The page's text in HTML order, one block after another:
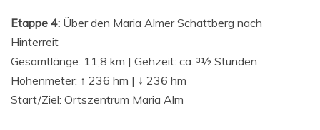
Etap­pe 4: Über den Maria Almer Schatt­berg nach
Hinterreit
Gesamt­län­ge: 11,8 km | Geh­zeit: ca. 31⁄2 Stunden
Höhen­me­ter: ↑ 236 hm | ↓ 236 hm
Start/Ziel: Orts­zen­trum Maria Alm